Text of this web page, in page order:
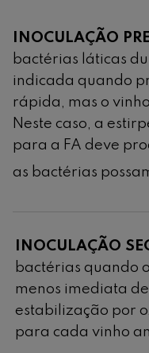
INOCULAÇÃO
bactérias láticas
indicada quando
rápida, mas o
Neste caso, a
para a FA deve
as bactérias
INOCULAÇÃO
bactérias quando
menos imediata
estabilização por
para cada vinho